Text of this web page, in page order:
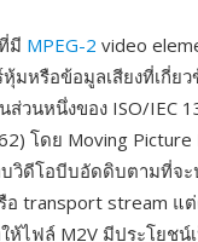
มี MPEG-2 video
มหรือข้อมูลเสียงที่เกี่ยว
ส่วนหนึ่งของ ISO/IEC
โดย Moving
บวิดีโอบีบอัดดิบตามที่จ
อ transport stream แ
ห้ไฟล์ M2V มีประโยช